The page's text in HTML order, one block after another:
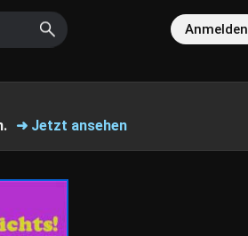
➜ Jetzt ansehen
Anmelden